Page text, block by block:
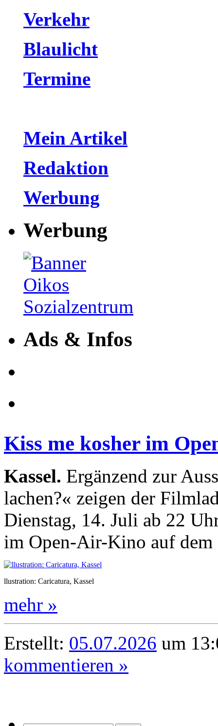
Verkehr
Blaulicht
Termine
Mein Artikel
Redaktion
Werbung
Werbung
Ads & Infos
Kiss me kosher im
Kassel. Ergänzend zur
lachen?« zeigen der
Dienstag, 14. Juli ab 22
im Open-Air-Kino auf dem
llustration: Caricatura, Kassel
mehr »
Erstellt: 05.07.2026 um
kommentieren »